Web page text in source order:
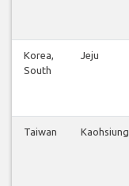
Korea,
South
Jeju
Taiwan Kaohsiung